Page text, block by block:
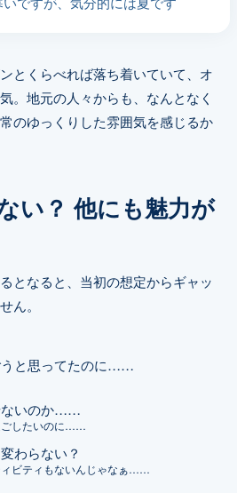
とくらべれば落ち着いていて、オ
。地元の人々からも、なんとなく
のゆっくりした雰囲気を感じるか
い？ 他にも魅力が
となると、当初の想定からギャッ
ん。
うと思ってたのに……
ないのか……
ごしたいのに……
わらない？
ィビティもないんじゃなぁ……